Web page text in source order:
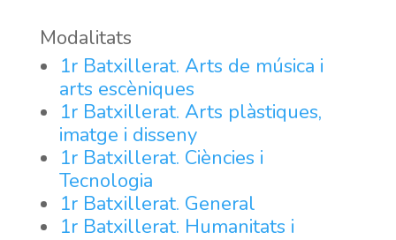
Modalitats
1r Batxillerat. Arts de música i
arts escèniques
1r Batxillerat. Arts plàstiques,
imatge i disseny
1r Batxillerat. Ciències i
Tecnologia
1r Batxillerat. General
1r Batxillerat. Humanitats i